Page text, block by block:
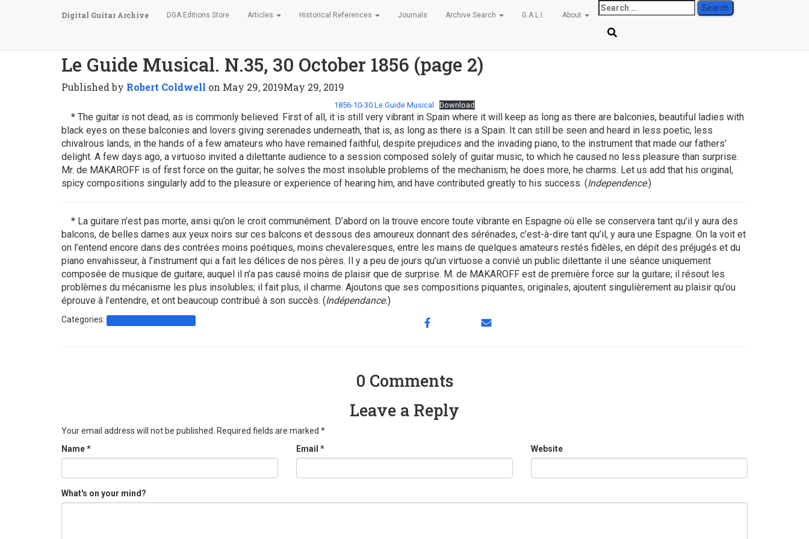
Digital Guitar Archive DGA Editions Store Articles Historical References Journals Archive Search G.A.L.I. About
Search
for:
Le Guide Musical. N.35, 30 October 1856 (page 2)
Published by Robert Coldwell on May 29, 2019May 29, 2019
1856-10-30 Le Guide Musical Download
* The guitar is not dead, as is commonly believed. First of all, it is still very vibrant in Spain where it will keep as long as there are balconies, beautiful ladies with
black eyes on these balconies and lovers giving serenades underneath, that is, as long as there is a Spain. It can still be seen and heard in less poetic, less
chivalrous lands, in the hands of a few amateurs who have remained faithful, despite prejudices and the invading piano, to the instrument that made our fathers’
delight. A few days ago, a virtuoso invited a dilettante audience to a session composed solely of guitar music, to which he caused no less pleasure than surprise.
Mr. de MAKAROFF is of first force on the guitar; he solves the most insoluble problems of the mechanism; he does more, he charms. Let us add that his original,
spicy compositions singularly add to the pleasure or experience of hearing him, and have contributed greatly to his success. (Independence.)
* La guitare n’est pas morte, ainsi qu’on le croit communément. D’abord on la trouve encore toute vibrante en Espagne où elle se conservera tant qu’il y aura des
balcons, de belles dames aux yeux noirs sur ces balcons et dessous des amoureux donnant des sérénades, c’est-à-dire tant qu’il, y aura une Espagne. On la voit et
on l’entend encore dans des contrées moins poétiques, moins chevaleresques, entre les mains de quelques amateurs restés fidèles, en dépit des préjugés et du
piano envahisseur, à l’instrument qui a fait les délices de nos pères. Il y a peu de jours qu’un virtuose a convié un public dilettante il une séance uniquement
composée de musique de guitare, auquel il n’a pas causé moins de plaisir que de surprise. M. de MAKAROFF est de première force sur la guitare; il résout les
problèmes du mécanisme les plus insolubles; il fait plus, il charme. Ajoutons que ses compositions piquantes, originales, ajoutent singulièrement au plaisir qu’ou
éprouve à l’entendre, et ont beaucoup contribué à son succès. (Indépendance.)
Categories:
0 Comments
Leave a Reply
Your email address will not be published. Required fields are marked *
Name* Email * Website
What's on your mind?